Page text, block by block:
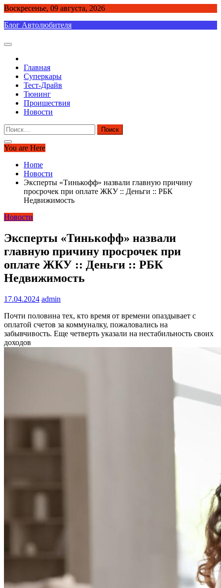
Skip
content
Воскресенье, 09 августа, 2026
Блог Автолюбителя
Главная
Суперкары
Тест-Драйв
Тюнинг
Проишествия
Новости
Найти:
You are Here
Home
Новости
Эксперты «Тинькофф» назвали главную причину
просрочек при оплате ЖКУ :: Деньги :: РБК
Недвижимость
Новости
Эксперты «Тинькофф» назвали
главную причину просрочек при
оплате ЖКУ :: Деньги :: РБК
Недвижимость
17.04.2024 admin
Почти половина тех, кто время от времени опаздывает с
оплатой счетов за коммуналку, пожаловались на
забывчивость. Еще четверть указали на нестабильность своих
доходов